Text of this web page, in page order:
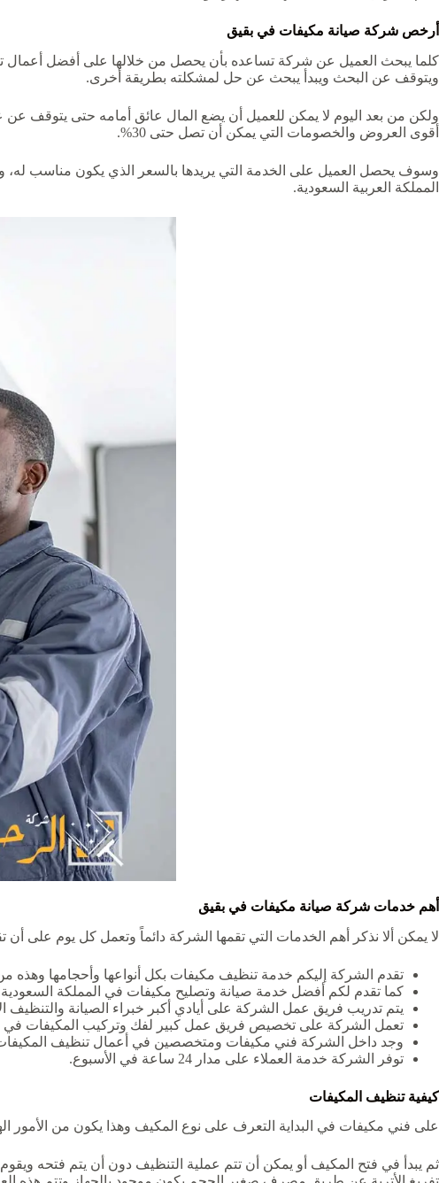
أرخص شركة صيانة مكيفات في بقيق
كلما يبحث العميل عن شركة تساعده بأن يحصل من خلالها على أفضل أعمال
ويتوقف عن البحث ويبدأ يبحث عن حل لمشكلته بطريقة أخرى.
ولكن من بعد اليوم لا يمكن للعميل أن يضع المال عائق أمامه حتى يتوقف
أقوى العروض والخصومات التي يمكن أن تصل حتى 30%.
وسوف يحصل العميل على الخدمة التي يريدها بالسعر الذي يكون مناسب له،
المملكة العربية السعودية.
أهم خدمات شركة صيانة مكيفات في بقيق
لا يمكن ألا نذكر أهم الخدمات التي تقمها الشركة دائماً وتعمل كل يوم على
تقدم الشركة إليكم خدمة تنظيف مكيفات بكل أنواعها وأحجامها وهذه
كما تقدم لكم أفضل خدمة صيانة وتصليح مكيفات في المملكة
يتم تدريب فريق عمل الشركة على أيادي أكبر خبراء الصيانة والتنظيف
تعمل الشركة على تخصيص فريق عمل كبير لفك وتركيب المكيفات في
وجد داخل الشركة فني مكيفات ومتخصصين في أعمال تنظيف
توفر الشركة خدمة العملاء على مدار 24 ساعة في الأسبوع.
كيفية تنظيف المكيفات
على فني مكيفات في البداية التعرف على نوع المكيف وهذا يكون من الأمور
ثم يبدأ في فتح المكيف أو يمكن أن تتم عملية التنظيف دون أن يتم فتحه